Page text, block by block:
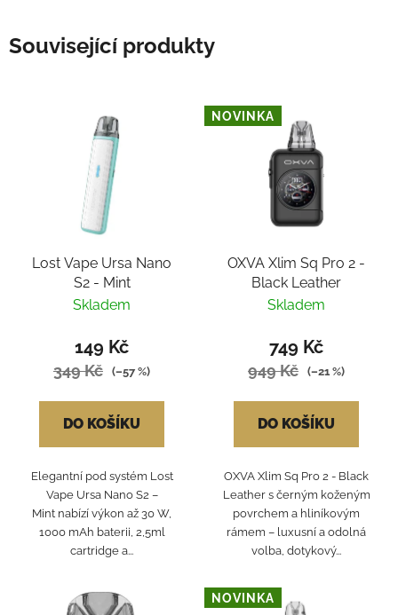
Související produkty
Lost Vape Ursa Nano
S2 - Mint
Skladem
149 Kč
349 Kč (–57 %)
DO KOŠÍKU
Elegantní pod systém Lost
Vape Ursa Nano S2 –
Mint nabízí výkon až 30 W,
1000 mAh baterii, 2,5ml
cartridge a...
NOVINKA
OXVA Xlim Sq Pro 2 -
Black Leather
Skladem
749 Kč
949 Kč (–21 %)
DO KOŠÍKU
OXVA Xlim Sq Pro 2 - Black
Leather s černým koženým
povrchem a hliníkovým
rámem – luxusní a odolná
volba, dotykový...
NOVINKA